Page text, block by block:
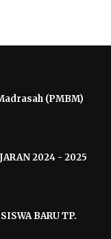
(PMBM)
2024 - 2025
BARU TP.